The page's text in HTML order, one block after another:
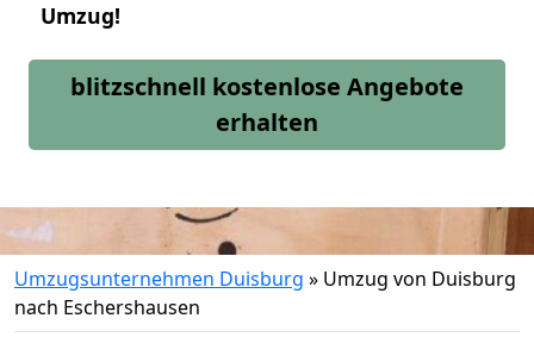
Umzug!
blitzschnell kostenlose Angebote
erhalten
Umzugsunternehmen Duisburg » Umzug von Duisburg
nach Eschershausen